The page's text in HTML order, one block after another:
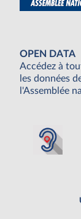
OPEN DATA
Accédez à
les données
l'Assemblée